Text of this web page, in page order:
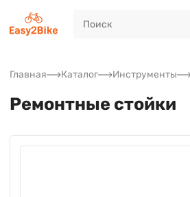
Главная Каталог Инструменты
Ремонтные стойки